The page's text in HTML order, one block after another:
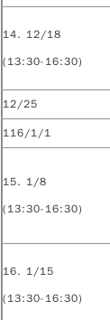
14. 12/18
(13:30-16:30)
12/25
116/1/1
15. 1/8
(13:30-16:30)
16. 1/15
(13:30-16:30)